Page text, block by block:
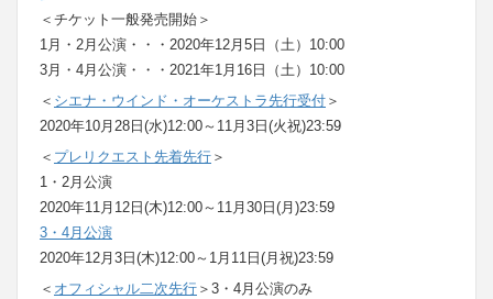
＜チケット一般発売開始＞
1月・2月公演・・・2020年12月5日（土）10:00
3月・4月公演・・・2021年1月16日（土）10:00
＜ シエナ・ウインド・オーケストラ先行受付 ＞
2020年10月28日(水)12:00～11月3日(火祝)23:59
＜ プレリクエスト先着先行 ＞
1・2月公演
2020年11月12日(木)12:00～11月30日(月)23:59
3・4月公演
2020年12月3日(木)12:00～1月11日(月祝)23:59
＜ オフィシャル二次先行 ＞3・4月公演のみ